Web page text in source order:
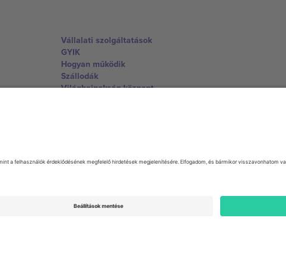
Vállalati szolgáltatások
GYIK
Hogyan működik
Szállodák
Világbajnokság központ